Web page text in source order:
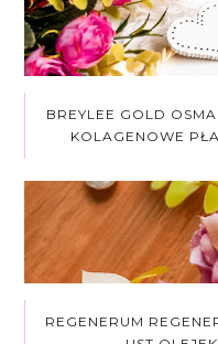
BREYLEE GOLD
KOLAGENOWE
REGENERUM